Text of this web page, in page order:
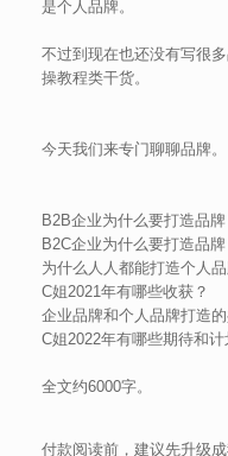
是个人品牌。
不过到现在也还没有写很
操教程类干货。
今天我们来专门聊聊品牌。
B2B企业为什么要打造品牌
B2C企业为什么要打造品牌
为什么人人都能打造个人品
C姐2021年有哪些收获？
企业品牌和个人品牌打造
C姐2022年有哪些期待和计
全文约6000字。
付款阅读前，建议先升级